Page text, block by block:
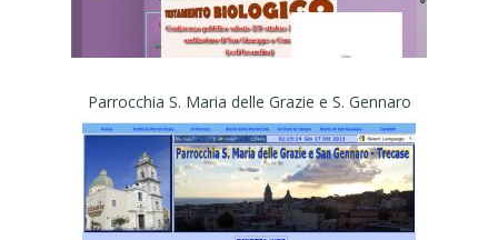
Parrocchia S. Maria delle Grazie e S. Gennaro